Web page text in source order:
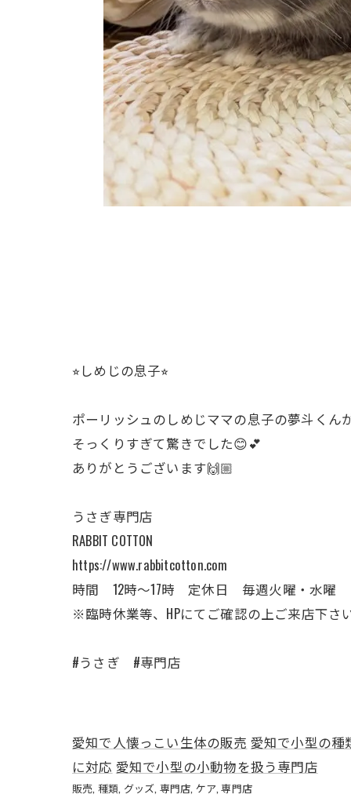
⭐︎しめじの息子⭐︎
ポーリッシュのしめじママの息子の夢斗くん
そっくりすぎて驚きでした😊💕
ありがとうございます🙌🏼
うさぎ専門店
RABBIT COTTON
https://www.rabbitcotton.com
時間 12時〜17時 定休日 毎週火曜・水曜
※臨時休業等、HPにてご確認の上ご来店下さ
#うさぎ #専門店
愛知で人懐っこい生体の販売 愛知で小型の種
に対応 愛知で小型の小動物を扱う専門店
販売 種類 グッズ 専門店 ケア 専門店